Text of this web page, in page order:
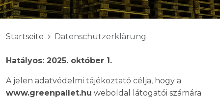
Startseite Datenschutzerklärung
Hatályos: 2025. október 1.
A jelen adatvédelmi tájékoztató célja, hogy a
www.greenpallet.hu weboldal látogatói számára